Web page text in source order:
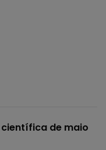
de maio